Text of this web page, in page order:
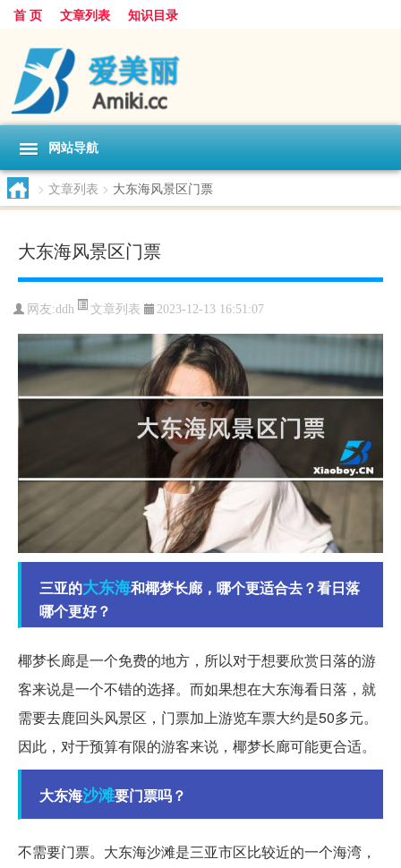
首 页 文章列表 知识目录
网站导航
> 文章列表 > 大东海风景区门票
大东海风景区门票
网友:ddh 文章列表 2023-12-13 16:51:07
三亚的大东海和椰梦长廊，哪个更适合去？看日落
哪个更好？
椰梦长廊是一个免费的地方，所以对于想要欣赏日落的游
客来说是一个不错的选择。而如果想在大东海看日落，就
需要去鹿回头风景区，门票加上游览车票大约是50多元。
因此，对于预算有限的游客来说，椰梦长廊可能更合适。
大东海沙滩要门票吗？
不需要门票。大东海沙滩是三亚市区比较近的一个海湾，